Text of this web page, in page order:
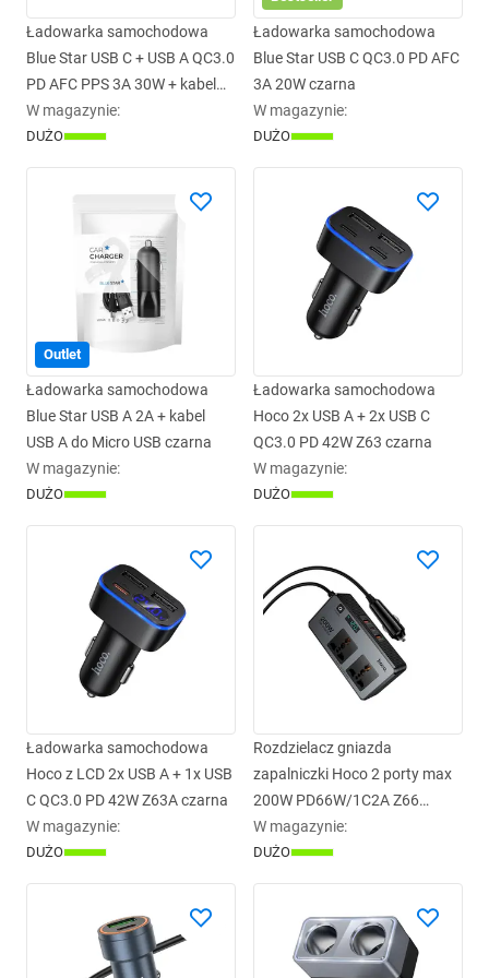
Ładowarka samochodowa
Blue Star USB C + USB A QC3.0
PD AFC PPS 3A 30W + kabel
USB C do USB C czarna
W magazynie:
DUŻO
Ładowarka samochodowa
Blue Star USB C QC3.0 PD AFC
3A 20W czarna
W magazynie:
DUŻO
Outlet
Ładowarka samochodowa
Blue Star USB A 2A + kabel
USB A do Micro USB czarna
W magazynie:
DUŻO
Ładowarka samochodowa
Hoco 2x USB A + 2x USB C
QC3.0 PD 42W Z63 czarna
W magazynie:
DUŻO
Ładowarka samochodowa
Hoco z LCD 2x USB A + 1x USB
C QC3.0 PD 42W Z63A czarna
W magazynie:
DUŻO
Rozdzielacz gniazda
zapalniczki Hoco 2 porty max
200W PD66W/1C2A Z66
czarna
W magazynie:
DUŻO